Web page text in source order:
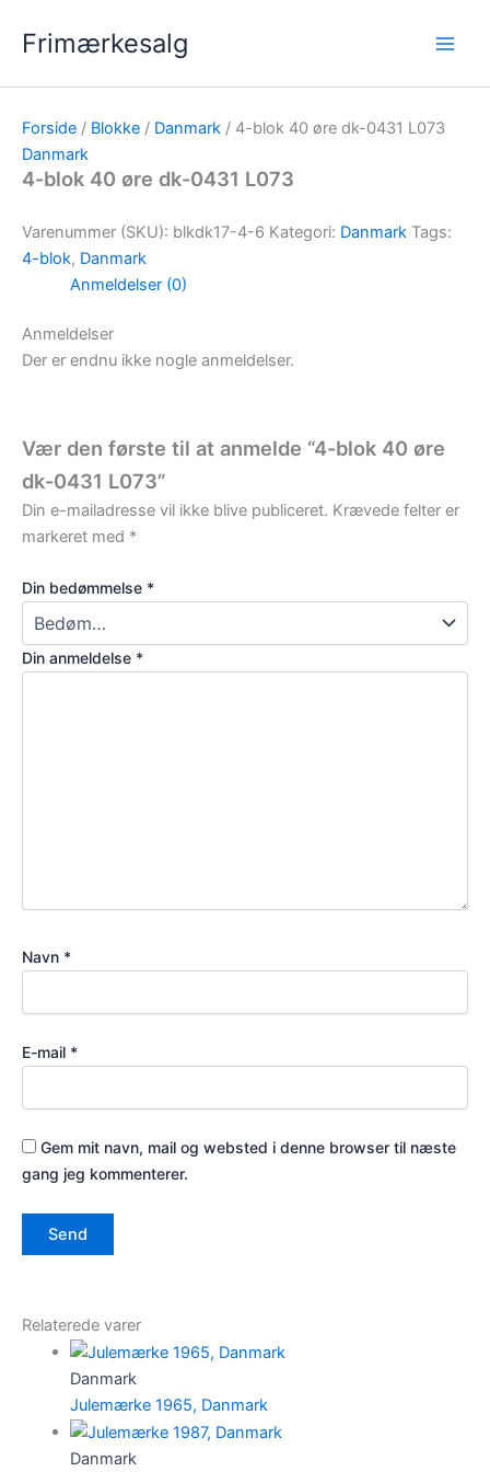
Frimærkesalg
Forside / Blokke / Danmark / 4-blok 40 øre dk-0431 L073
Danmark
4-blok 40 øre dk-0431 L073
Varenummer (SKU): blkdk17-4-6 Kategori: Danmark Tags:
4-blok, Danmark
Anmeldelser (0)
Anmeldelser
Der er endnu ikke nogle anmeldelser.
Vær den første til at anmelde “4-blok 40 øre
dk-0431 L073”
Din e-mailadresse vil ikke blive publiceret. Krævede felter er
markeret med *
Din bedømmelse *
Din anmeldelse *
Navn *
E-mail *
Gem mit navn, mail og websted i denne browser til næste
gang jeg kommenterer.
Relaterede varer
Danmark
Julemærke 1965, Danmark
Danmark